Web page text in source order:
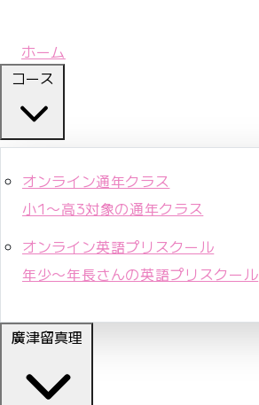
ホーム
コース
オンライン通年クラス
小1〜高3対象の通年クラス
オンライン英語プリスクール
年少〜年長さんの英語プリスクール
廣津留真理